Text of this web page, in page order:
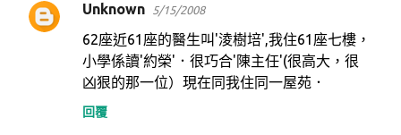
Unknown 5/15/2008
62座近61座的醫生叫'淩樹培',我住61座七樓，
小學係讀'約榮'．很巧合'陳主任'(很高大，很
凶狠的那一位）現在同我住同一屋苑．
回覆